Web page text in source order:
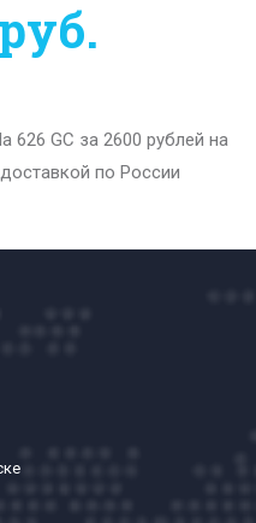
626 GC за 2600 рублей на
по России